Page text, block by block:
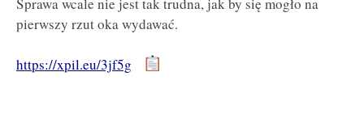
pierwszy rzut oka wydawać.
https://xpil.eu/3jf5g